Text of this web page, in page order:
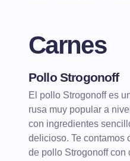
Carnes
Pollo Strogonoff
El pollo Strogonoff es
rusa muy popular a
con ingredientes
delicioso. Te contamos
de pollo Strogonoff con